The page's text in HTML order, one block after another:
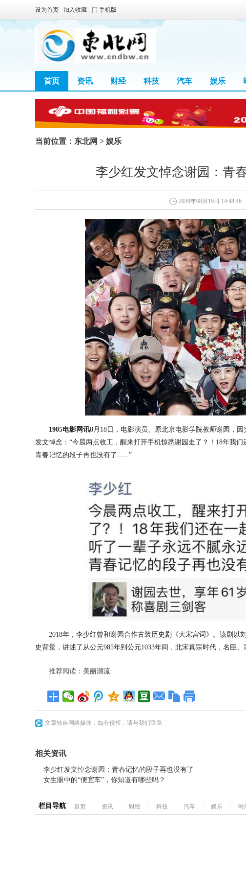
设为首页 加入收藏 手机版
首页 资讯 财经 科技 汽车 娱乐
当前位置： 东北网 > 娱乐
李少红发文悼念谢园：青
2020年08月19日 14:48:46
1905电影网讯8月18日，电影演员、原北京电影学院教师谢园，
发文悼念：“今晨两点收工，醒来打开手机惊悉谢园走了？！18年我
青春记忆的段子再也没有了......”
2018年，李少红曾和谢园合作古装历史剧《大宋宫词》。该剧以
史背景，讲述了从公元985年到公元1033年间，北宋真宗时代，名臣
推荐阅读： 美丽潮流
文章转自网络媒体，如有侵权，请与我们联系
相关资讯
李少红发文悼念谢园：青春记忆的段子再也没有了
女生眼中的“便宜车”，你知道有哪些吗？
栏目导航 首页 资讯 财经 科技 汽车 娱乐 时